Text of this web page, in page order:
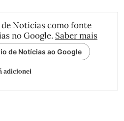
Notícias como fonte
no Google. Saber mais
de Notícias ao Google
adicionei